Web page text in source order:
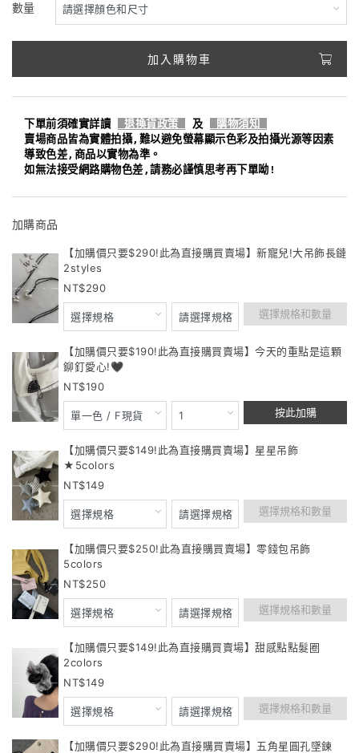
數量
加入購物車
下單前須確實詳讀 退換貨政策 及
購物須知
賣場商品皆為實體拍攝,難以避免螢幕顯示色彩及拍攝光源等因素
導致色差,商品以實物為準。
如無法接受網路購物色差,請務必謹慎思考再下單呦!
加購商品
【加購價只要$290!此為直接購買賣場】新寵兒!大吊飾長鏈
2styles
290
選擇規格和數量
【加購價只要$190!此為直接購買賣場】今天的重點是這顆
鉚釘愛心!🖤
190
按此加購
【加購價只要$149!此為直接購買賣場】星星吊飾
★5colors
149
選擇規格和數量
【加購價只要$250!此為直接購買賣場】零錢包吊飾
5colors
250
選擇規格和數量
【加購價只要$149!此為直接購買賣場】甜感點點髮圈
2colors
149
選擇規格和數量
【加購價只要$290!此為直接購買賣場】五角星圓孔墜鍊